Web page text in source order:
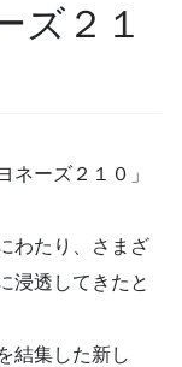
ズ２１
ーズ２１０」
わたり、さまざ
浸透してきたと
結集した新し